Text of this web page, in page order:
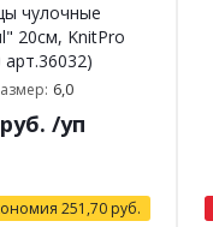
чулочные
20см, KnitPro
арт.36032)
6,0
/уп
251,70руб.